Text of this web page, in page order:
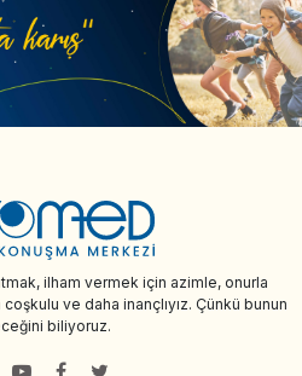
ilham vermek için azimle, onurla
ve daha inançlıyız. Çünkü bunun
biliyoruz.